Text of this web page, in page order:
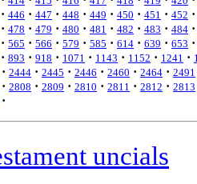
· 446 · 447 · 448 · 449 · 450 · 451 · 452 ·
· 478 · 479 · 480 · 481 · 482 · 483 · 484 ·
· 565 · 566 · 579 · 585 · 614 · 639 · 653 ·
· 893 · 918 · 1071 · 1143 · 1152 · 1241 ·
· 2444 · 2445 · 2446 · 2460 · 2464 · 2491
· 2808 · 2809 · 2810 · 2811 · 2812 · 2813
·
uncials